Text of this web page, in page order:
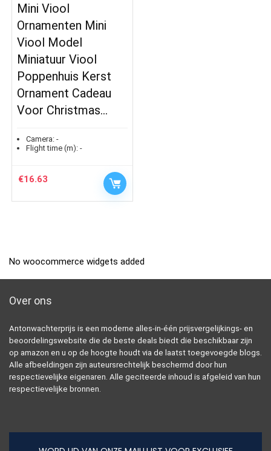
Mini Viool
Ornamenten Mini
Viool Model
Miniatuur Viool
Poppenhuis Kerst
Ornament Cadeau
Voor Christmas…
Camera: -
Flight time (m): -
€16.63
No woocommerce widgets added
Over ons
Antonwachterprijs is een moderne alles-in-één prijsvergelijkings- en
beoordelingswebsite die de beste deals biedt die beschikbaar zijn
op amazon en u op de hoogte houdt via de laatst toegevoegde blogs.
Alle afbeeldingen zijn auteursrechtelijk beschermd door hun
respectievelijke eigenaren. Alle geciteerde inhoud is afgeleid van hun
respectievelijke bronnen.